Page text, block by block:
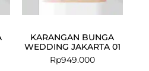
KARANGAN BUNGA
WEDDING JAKARTA 01
Rp949.000